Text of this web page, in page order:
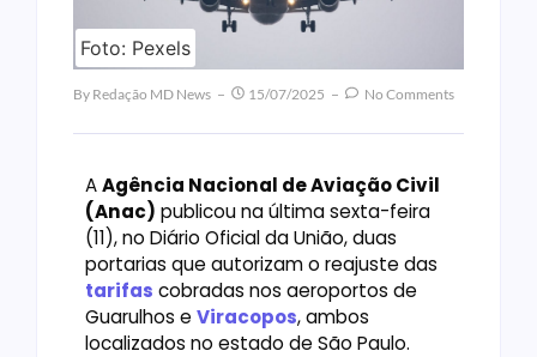
Foto: Pexels
By Redação MD News 15/07/2025 No Comments
AAgência Nacional de Aviação Civil
(Anac) publicou na última sexta-feira
(11), no Diário Oficial da União, duas
portarias que autorizam o reajuste das
tarifas cobradas nos aeroportos de
Guarulhos e Viracopos, ambos
localizados no estado de São Paulo.